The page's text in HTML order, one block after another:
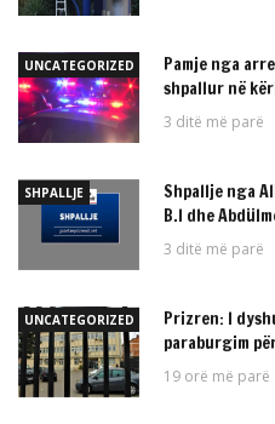
UNCATEGORIZED
Pamje nga
shpallur në
3 ditë më parë
SHPALLJE
Shpallje nga
B.I dhe
3 ditë më parë
UNCATEGORIZED
Prizren: I
paraburgim
19 orë më parë